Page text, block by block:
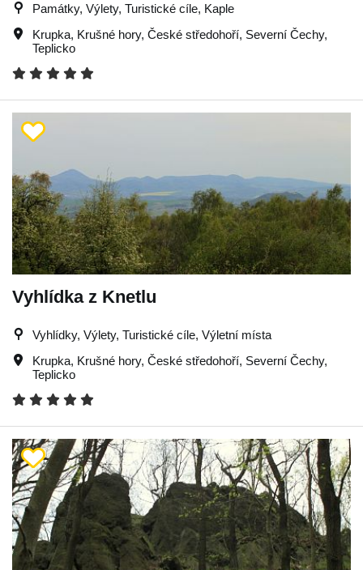
Památky, Výlety, Turistické cíle, Kaple
Krupka, Krušné hory, České středohoří, Severní Čechy,
Teplicko
Vyhlídka z Knetlu
Vyhlídky, Výlety, Turistické cíle, Výletní místa
Krupka, Krušné hory, České středohoří, Severní Čechy,
Teplicko